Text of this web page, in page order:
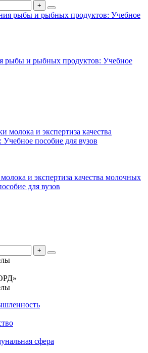
рыбы и рыбных продуктов: Учебное
и экспертиза качества молочных
для вузов
сфера